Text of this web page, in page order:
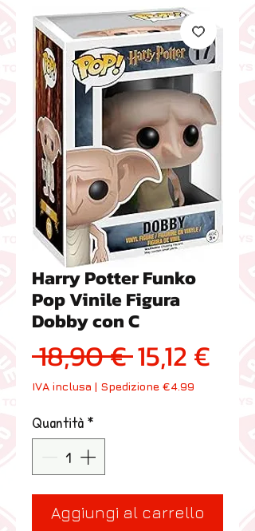
Harry Potter Funko
Pop Vinile Figura
Dobby con C
18,90 € Prezzo
15,12 €
IVA inclusa | Spedizione €4.99
Quantità*
Aggiungi al carrello